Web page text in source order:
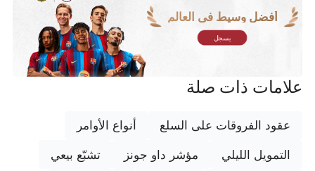
أفضل وسيط في العالم
يسجل
علامات ذات صلة
عقود الفروقات على السلع أنواع الأوامر
التمويل الليلي مؤشر داو جونز تشبّع بيعي